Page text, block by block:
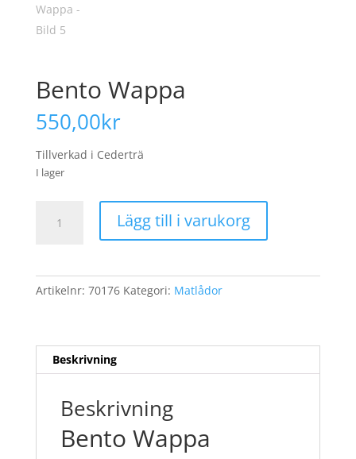
Bento Wappa
550,00kr
Tillverkad i Cederträ
I lager
Wappa
Lägg till i varukorg
Artikelnr: 70176 Kategori: Matlådor
Beskrivning
Beskrivning
Bento Wappa